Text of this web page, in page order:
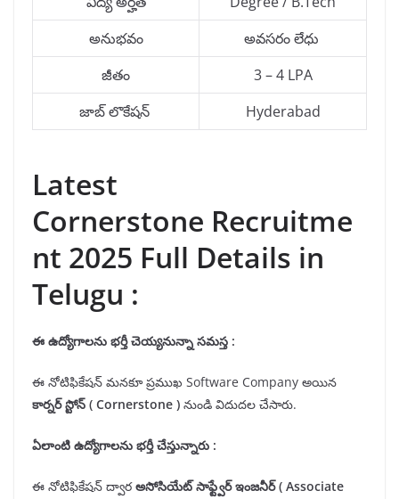
అనుభవం
అవసరం లేధు
జీతం
3 – 4 LPA
జాబ్ లొకేషన్
Hyderabad
Latest
Cornerstone Recruitme
nt 2025 Full Details in
Telugu :
ఈ ఉద్యోగాలను భర్తీ చెయ్యనున్నా సమస్త :
ఈ నోటిఫికేషన్ మనకూ ప్రముఖ Software Company అయిన
కార్నర్ స్టోన్ ( Cornerstone ) నుండి విదుదల చేసారు.
ఏలాంటి ఉద్యోగాలను భర్తీ చేస్తున్నారు :
ఈ నోటిఫికేషన్ ద్వారఅసోసియేట్ సాఫ్ట్వేర్ ఇంజనీర్ ( Associate